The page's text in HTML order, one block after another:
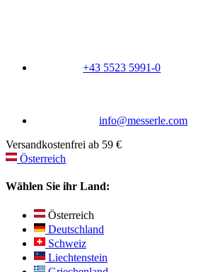
+43 5523 5991-0
info@messerle.com
Versandkostenfrei ab 59 €
Österreich
Wählen Sie ihr Land:
Österreich
Deutschland
Schweiz
Liechtenstein